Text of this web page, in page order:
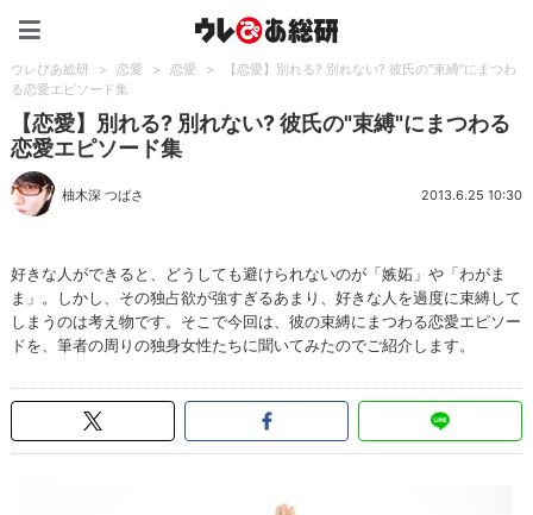
ウレぴあ総研 > 恋愛 > 恋愛 >
【恋愛】別れる? 別れない? 彼氏の"束縛"にまつわ
る恋愛エピソード集
【恋愛】別れる? 別れない? 彼氏の"束縛"にまつわる
恋愛エピソード集
柚木深 つばさ 2013.6.25 10:30
好きな人ができると、どうしても避けられないのが「嫉妬」や「わがま
ま」。しかし、その独占欲が強すぎるあまり、好きな人を過度に束縛して
しまうのは考え物です。そこで今回は、彼の束縛にまつわる恋愛エピソー
ドを、筆者の周りの独身女性たちに聞いてみたのでご紹介します。